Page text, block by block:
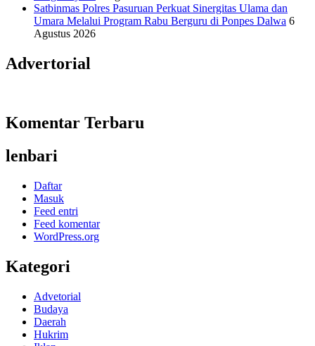
Satbinmas Polres Pasuruan Perkuat Sinergitas Ulama dan
Umara Melalui Program Rabu Berguru di Ponpes Dalwa 6
Agustus 2026
Advertorial
Komentar Terbaru
lenbari
Daftar
Masuk
Feed entri
Feed komentar
WordPress.org
Kategori
Advetorial
Budaya
Daerah
Hukrim